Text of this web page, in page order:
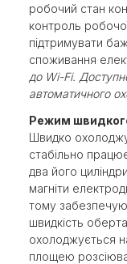
робочий стан
контроль
підтримувати
споживання
до Wi-Fi.
автоматичного
Режим
Швидко
стабільно
два його
магніти
тому
швидкість
охолоджується
площею